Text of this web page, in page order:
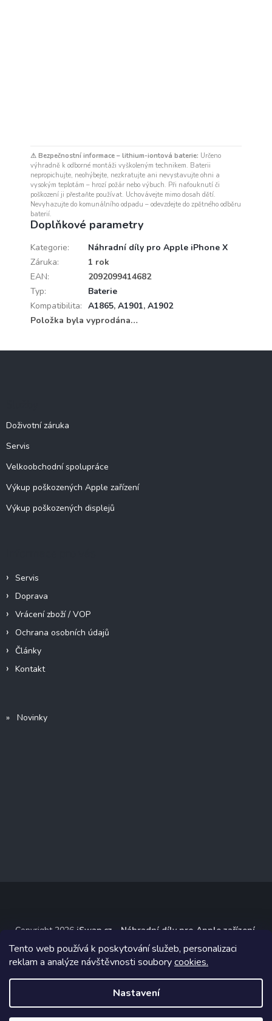
Tento web používá k poskytování služeb, personalizaci
reklam a analýze návštěvnosti souborycookies.
Nastavení
⚠ Bezpečnostní informace – lithium-iontová baterie: Určeno
výhradně k odborné montáži vyškoleným technikem. Baterii
nepropichujte, neohýbejte, nezkratujte ani nevystavujte ohni a
vysokým teplotám – hrozí požár nebo výbuch. Při nafouknutí či
poškození ji přestaňte používat. Uchovávejte mimo dosah dětí.
Nevyhazujte do komunálního odpadu – odevzdejte do zpětného odběru
baterií.
Doplňkové parametry
Kategorie:
Náhradní díly pro Apple iPhone X
Záruka:
1 rok
EAN:
2092099414682
Typ:
Baterie
Kompatibilita: A1865, A1901, A1902
Položka byla vyprodána…
Doživotní záruka
Servis
Velkoobchodní spolupráce
Výkup poškozených Apple zařízení
Výkup poškozených displejů
Servis
Doprava
Vrácení zboží / VOP
Ochrana osobních údajů
Články
Kontakt
» Novinky
Copyright 2026 iSwap.cz - Náhradní díly pro Apple zařízení
Všechna práva vyhrazena.
Grafický návrh vytvořil a na Shoptet implementoval
Shoptetak.cz.
Vytvořil Shoptet